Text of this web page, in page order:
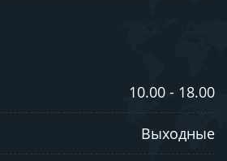
10.00 - 18.00
Выходные